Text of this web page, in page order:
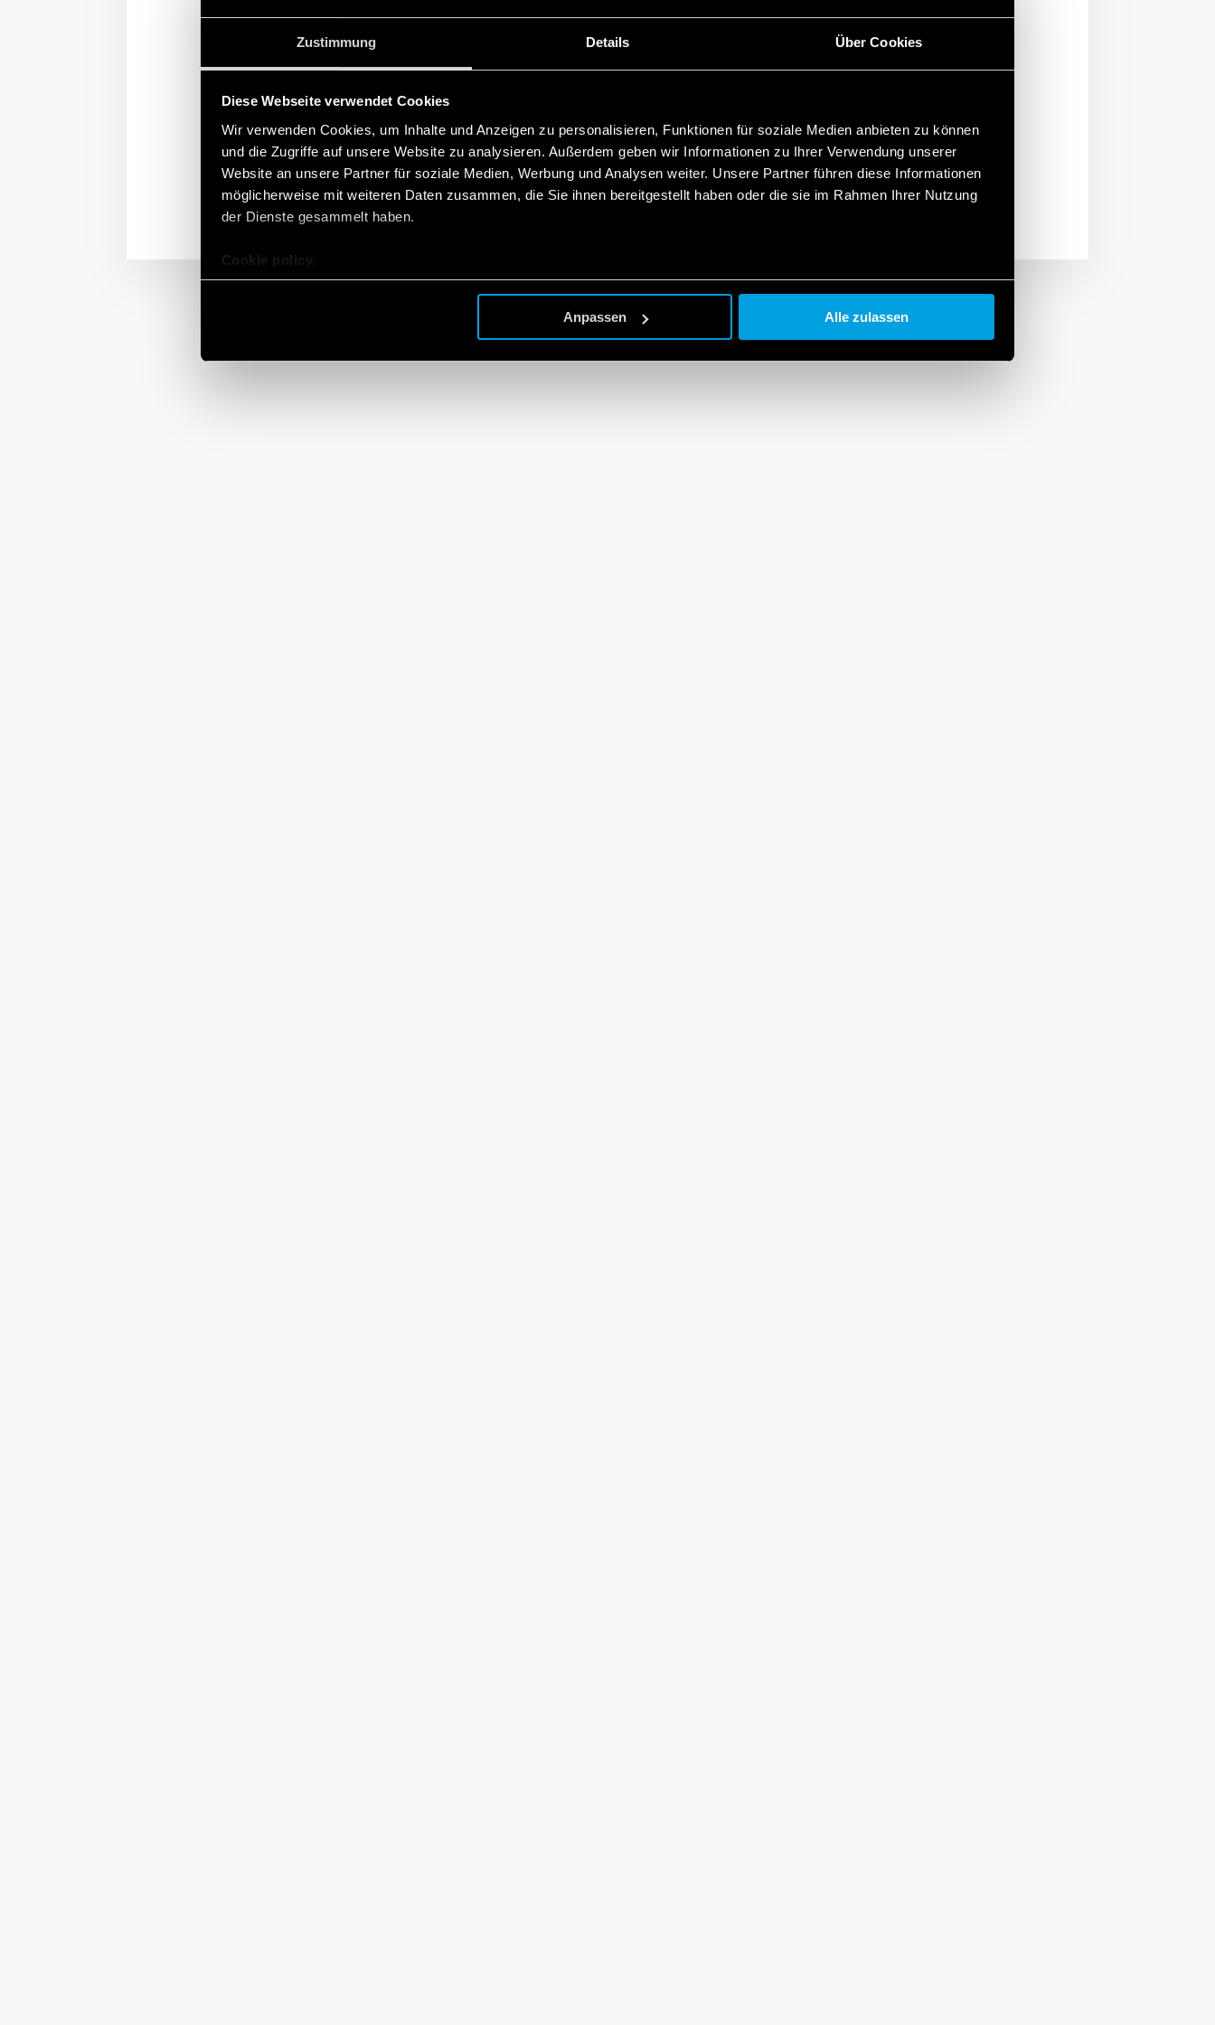
Zustimmung Details Über Cookies
Diese Webseite verwendet Cookies
Wir verwenden Cookies, um Inhalte und Anzeigen zu personalisieren, Funktionen für soziale Medien anbieten zu können
und die Zugriffe auf unsere Website zu analysieren. Außerdem geben wir Informationen zu Ihrer Verwendung unserer
Website an unsere Partner für soziale Medien, Werbung und Analysen weiter. Unsere Partner führen diese Informationen
möglicherweise mit weiteren Daten zusammen, die Sie ihnen bereitgestellt haben oder die sie im Rahmen Ihrer Nutzung
der Dienste gesammelt haben.
Cookie policy.
Anpassen Alle zulassen
Finder-Produkte für die industrielle Wärmeregulierung sind so konzipiert, dass sie eine konstante Temperatur in
Schränken und Schalttafeln aufrechterhalten. Das Finder-Sortiment umfasst Thermo-Hygrostate und